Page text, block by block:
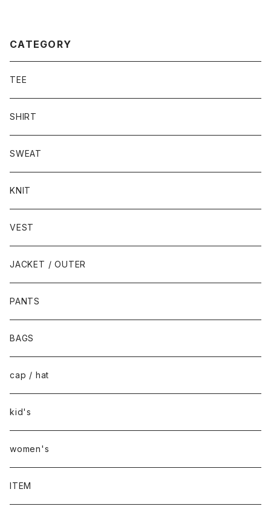
CATEGORY
TEE
SHIRT
SWEAT
KNIT
VEST
JACKET / OUTER
PANTS
BAGS
cap / hat
kid's
women's
ITEM